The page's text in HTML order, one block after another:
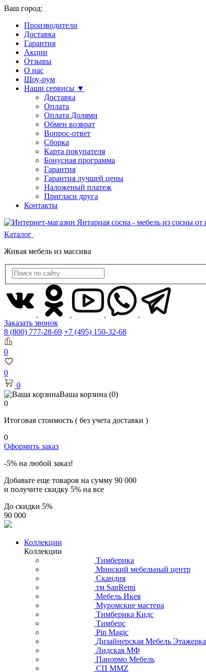
Ваш город:
Производители
Доставка
Гарантия
Акции
Отзывы
О нас
Шоу-рум
Наши сервисы ▼
Доставка
Оплата
Оплата Долями
Обмен возврат
Вопрос-ответ
Сборка
Карта покупателя
Бонусная программа
Гарантия
Гарантия лучшей цены
Наложеный платеж
Пригласи друга
Контакты
Каталог
Живая мебель из массива
Заказать звонок
8 (800) 777-28-69 +7 (495) 150-32-68
0
0
0
Ваша корзина (0)
0
Итоговая стоимость ( без учета доставки )
0
Оформить заказ
-5% на любой заказ!
Добавьте еще товаров на сумму 90 000
и получите скидку 5% на все
До скидки 5%
90 000
Коллекции
Коллекции
Тимберика
Минский мебельный центр
Скандия
тм SanRemi
Мебель Икея
Муромские мастера
Тимберика Кидс
Тимберс
Pin Magic
Дизайнерская Мебель Этажерка
Лидская МФ
Панормо Мебель
СП ММZ